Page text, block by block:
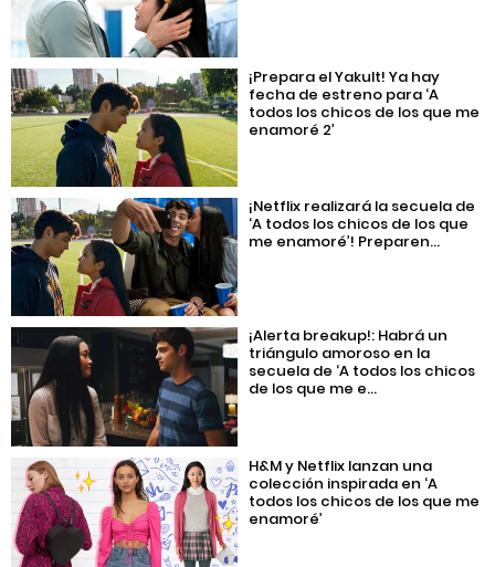
¡Prepara el Yakult! Ya hay
fecha de estreno para ‘A
todos los chicos de los que me
enamoré 2’
¡Netflix realizará la secuela de
‘A todos los chicos de los que
me enamoré’! Preparen...
¡Alerta breakup!: Habrá un
triángulo amoroso en la
secuela de ‘A todos los chicos
de los que me e...
H&M y Netflix lanzan una
colección inspirada en ‘A
todos los chicos de los que me
enamoré’